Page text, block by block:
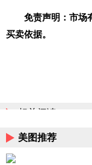
免责声明：市场
买卖依据。
相关阅读
美图推荐